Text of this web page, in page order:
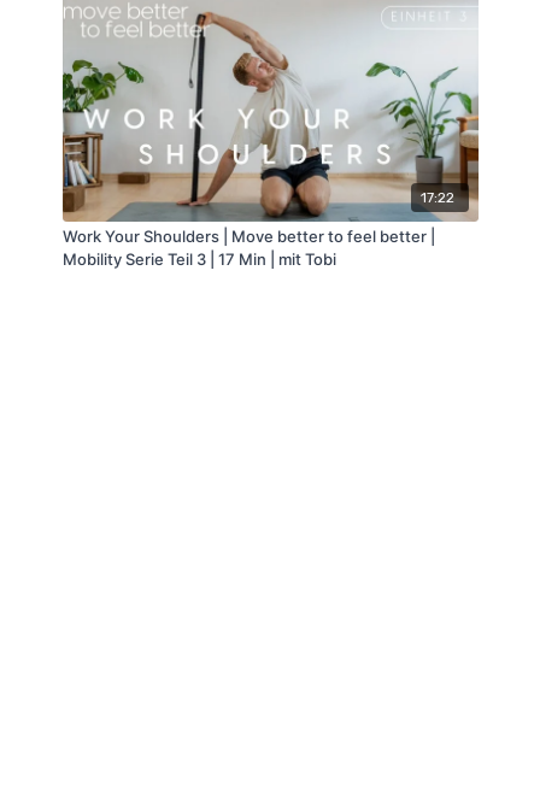
17:22
Work Your Shoulders | Move better to feel better |
Mobility Serie Teil 3 | 17 Min | mit Tobi